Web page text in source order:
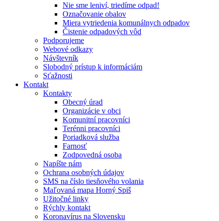
Nie sme leniví, triedíme odpad!
Označovanie obalov
Miera vytriedenia komunálnych odpadov
Čistenie odpadových vôd
Podporujeme
Webové odkazy
Návštevník
Slobodný prístup k informáciám
Sťažnosti
Kontakt
Kontakty
Obecný úrad
Organizácie v obci
Komunitní pracovníci
Terénni pracovníci
Poriadková služba
Farnosť
Zodpovedná osoba
Napíšte nám
Ochrana osobných údajov
SMS na číslo tiesňového volania
Maľovaná mapa Horný Spiš
Užitočné linky
Rýchly kontakt
Koronavírus na Slovensku